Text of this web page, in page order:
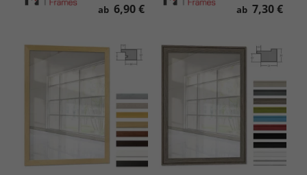
ab 6,90 € ab 7,30 €